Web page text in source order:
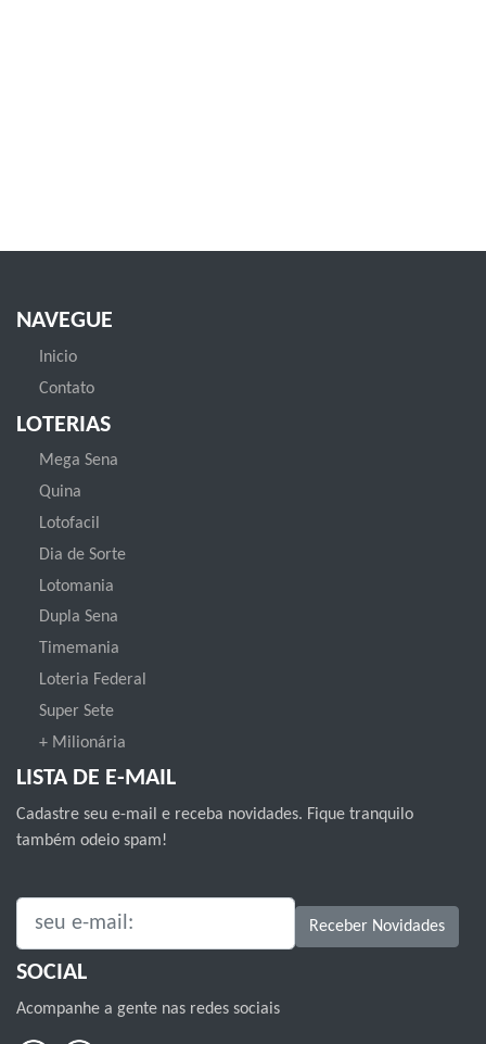
NAVEGUE
Inicio
Contato
LOTERIAS
Mega Sena
Quina
Lotofacil
Dia de Sorte
Lotomania
Dupla Sena
Timemania
Loteria Federal
Super Sete
+ Milionária
LISTA DE E-MAIL
Cadastre seu e-mail e receba novidades. Fique tranquilo
também odeio spam!
SEU E-MAIL: Receber Novidades
SOCIAL
Acompanhe a gente nas redes sociais